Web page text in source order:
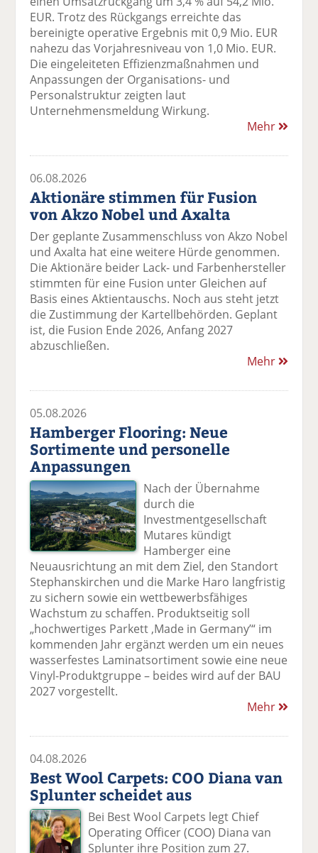
EUR. Trotz des Rückgangs erreichte das
bereinigte operative Ergebnis mit 0,9 Mio. EUR
nahezu das Vorjahresniveau von 1,0 Mio. EUR.
Die eingeleiteten Effizienzmaßnahmen und
Anpassungen der Organisations- und
Personalstruktur zeigten laut
Unternehmensmeldung Wirkung.
Mehr
06.08.2026
Aktionäre stimmen für Fusion
von Akzo Nobel und Axalta
Der geplante Zusammenschluss von Akzo Nobel
und Axalta hat eine weitere Hürde genommen.
Die Aktionäre beider Lack- und Farbenhersteller
stimmten für eine Fusion unter Gleichen auf
Basis eines Aktientauschs. Noch aus steht jetzt
die Zustimmung der Kartellbehörden. Geplant
ist, die Fusion Ende 2026, Anfang 2027
abzuschließen.
Mehr
05.08.2026
Hamberger Flooring: Neue
Sortimente und personelle
Anpassungen
Nach der Übernahme
durch die
Investmentgesellschaft
Mutares kündigt
Hamberger eine
Neuausrichtung an mit dem Ziel, den Standort
Stephanskirchen und die Marke Haro langfristig
zu sichern sowie ein wettbewerbsfähiges
Wachstum zu schaffen. Produktseitig soll
„hochwertiges Parkett ,Made in Germany’“ im
kommenden Jahr ergänzt werden um ein neues
wasserfestes Laminatsortiment sowie eine neue
Vinyl-Produktgruppe – beides wird auf der BAU
2027 vorgestellt.
Mehr
04.08.2026
Best Wool Carpets: COO Diana van
Splunter scheidet aus
Bei Best Wool Carpets legt Chief
Operating Officer (COO) Diana van
Splunter ihre Position zum 27.